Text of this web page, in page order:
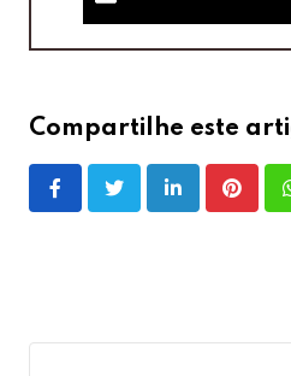
Compartilhe este
LinkedIn